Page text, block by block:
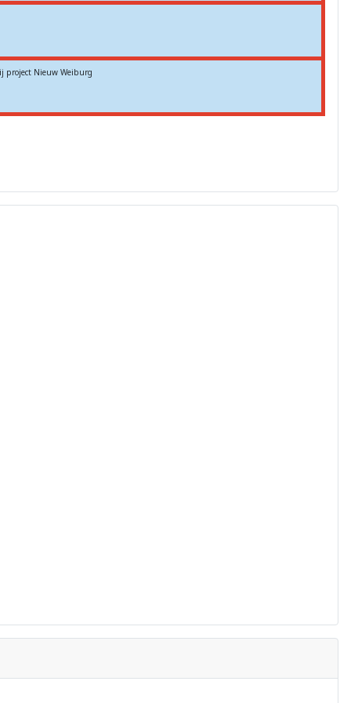
project Nieuw Weiburg